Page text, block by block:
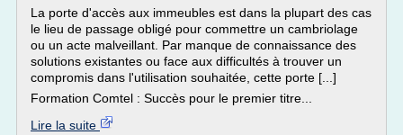
La porte d'accès aux immeubles est dans la plupart des cas
le lieu de passage obligé pour commettre un cambriolage
ou un acte malveillant. Par manque de connaissance des
solutions existantes ou face aux difficultés à trouver un
compromis dans l'utilisation souhaitée, cette porte [...]
Formation Comtel : Succès pour le premier titre...
Lire la suite